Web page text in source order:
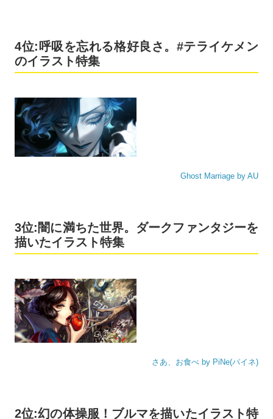
4位:呼吸を忘れる格好良さ。#テライケメン
のイラスト特集
Ghost Marriage by AU
3位:闇に満ちた世界。ダークファンタジーを
描いたイラスト特集
さあ、お食べ by PiNe(パイネ)
2位:幻の体操服！ブルマを描いたイラスト特